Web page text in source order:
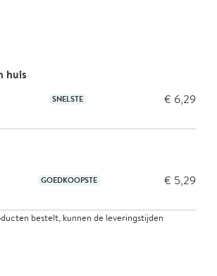
huis
SNELSTE € 6,29
GOEDKOOPSTE € 5,29
bestelt, kunnen de leveringstijden